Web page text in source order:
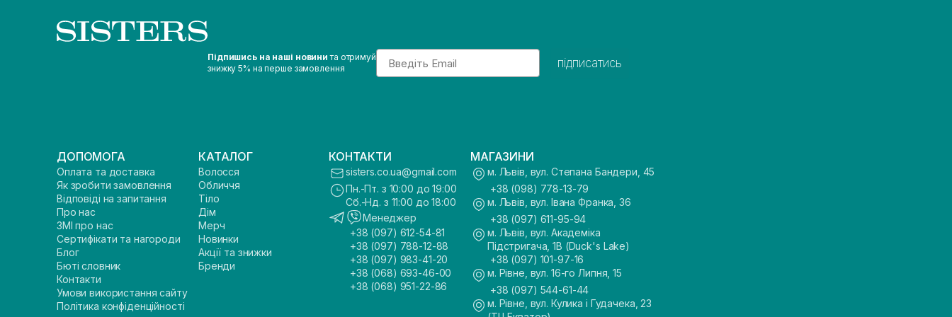
Підпишись на наші новини та отримуй
знижку 5% на перше замовлення
Email
підписатись
ДОПОМОГА
Оплата та доставка
Як зробити замовлення
Відповіді на запитання
Про нас
ЗМІ про нас
Сертифікати та нагороди
Блог
Бюті словник
Контакти
Умови використання сайту
Політика конфіденційності
КАТАЛОГ
Волосся
Обличчя
Тіло
Дім
Мерч
Новинки
Акції та знижки
Бренди
КОНТАКТИ
sisters.co.ua@gmail.com
Пн.-Пт. з 10:00 до 19:00
Сб.-Нд. з 11:00 до 18:00
Менеджер
+38 (097) 612-54-81
+38 (097) 788-12-88
+38 (097) 983-41-20
+38 (068) 693-46-00
+38 (068) 951-22-86
МАГАЗИНИ
м. Львів, вул. Степана Бандери, 45
+38 (098) 778-13-79
м. Львів, вул. Івана Франка, 36
+38 (097) 611-95-94
м. Львів, вул. Академіка
Підстригача, 1В (Duck's Lake)
+38 (097) 101-97-16
м. Рівне, вул. 16-го Липня, 15
+38 (097) 544-61-44
м. Рівне, вул. Кулика і Гудачека, 23